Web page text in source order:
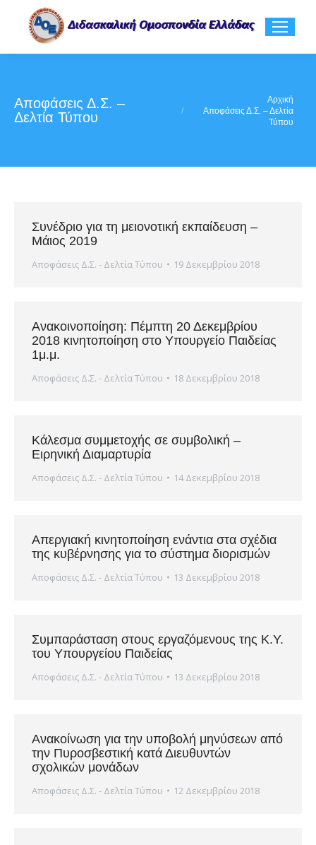
Αποφάσεις Δ.Σ. –
Δελτία Τύπου
Αρχική
Αποφάσεις Δ.Σ. – Δελτία
Τύπου
Συνέδριο για τη μειονοτική εκπαίδευση –
Μάιος 2019
Αποφάσεις Δ.Σ. - Δελτία Τύπου 19 Δεκεμβρίου 2018
Ανακοινοποίηση: Πέμπτη 20 Δεκεμβρίου
2018 κινητοποίηση στο Υπουργείο Παιδείας
1μ.μ.
Αποφάσεις Δ.Σ. - Δελτία Τύπου 18 Δεκεμβρίου 2018
Κάλεσμα συμμετοχής σε συμβολική –
Ειρηνική Διαμαρτυρία
Αποφάσεις Δ.Σ. - Δελτία Τύπου 14 Δεκεμβρίου 2018
Απεργιακή κινητοποίηση ενάντια στα σχέδια
της κυβέρνησης για το σύστημα διορισμών
Αποφάσεις Δ.Σ. - Δελτία Τύπου 13 Δεκεμβρίου 2018
Συμπαράσταση στους εργαζόμενους της Κ.Υ.
του Υπουργείου Παιδείας
Αποφάσεις Δ.Σ. - Δελτία Τύπου 13 Δεκεμβρίου 2018
Ανακοίνωση για την υποβολή μηνύσεων από
την Πυροσβεστική κατά Διευθυντών
σχολικών μονάδων
Αποφάσεις Δ.Σ. - Δελτία Τύπου 12 Δεκεμβρίου 2018